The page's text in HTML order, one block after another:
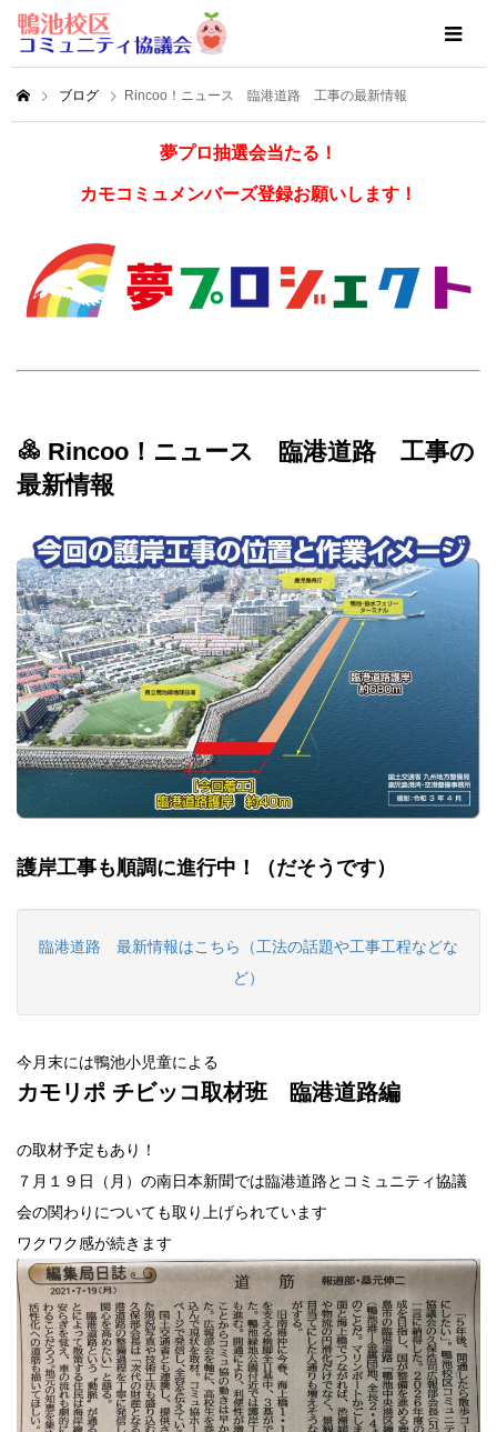
ブログ Rincoo！ニュース 臨港道路 工事の最新情報
夢プロ抽選会当たる！
カモコミュメンバーズ登録お願いします！
Rincoo！ニュース 臨港道路 工事の
最新情報
護岸工事も順調に進行中！（だそうです）
臨港道路 最新情報はこちら（工法の話題や工事工程などな
ど）
今月末には鴨池小児童による
カモリポ チビッコ取材班 臨港道路編
の取材予定もあり！
７月１９日（月）の南日本新聞では臨港道路とコミュニティ協議
会の関わりについても取り上げられています
ワクワク感が続きます